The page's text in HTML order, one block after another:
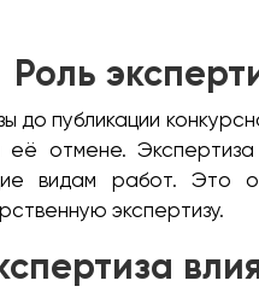
Роль
до публикации
её отмене.
видам работ. Это
экспертизу.